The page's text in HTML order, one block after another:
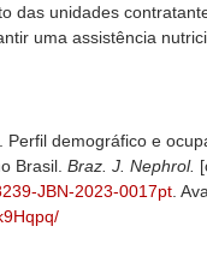
das unidades
uma assistência
Perfil demográfico e
Brasil. Braz. J. Nephrol.
JBN-2023-0017pt .